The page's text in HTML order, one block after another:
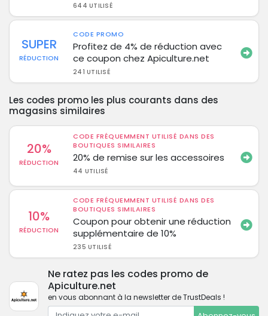
644 UTILISÉ
SUPER
RÉDUCTION
CODE PROMO
Profitez de 4% de réduction avec
ce coupon chez Apiculture.net
241 UTILISÉ
Les codes promo les plus courants dans des
magasins similaires
20%
RÉDUCTION
CODE FRÉQUEMMENT UTILISÉ DANS DES
BOUTIQUES SIMILAIRES
20% de remise sur les accessoires
44 UTILISÉ
10%
RÉDUCTION
CODE FRÉQUEMMENT UTILISÉ DANS DES
BOUTIQUES SIMILAIRES
Coupon pour obtenir une réduction
supplémentaire de 10%
235 UTILISÉ
Ne ratez pas les codes promo de
Apiculture.net
en vous abonnant à la newsletter de TrustDeals !